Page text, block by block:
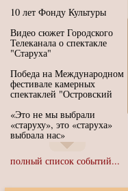
10 лет Фонду Культуры
Видео сюжет Городского
Телеканала о спектакле
"Старуха"
Победа на Международном
фестивале камерных
спектаклей "Островский
«Это не мы выбрали
«старуху», это «старуха»
выбрала нас»
Иммерсивный спектакль
"Язык чистого полета
полный список событий...